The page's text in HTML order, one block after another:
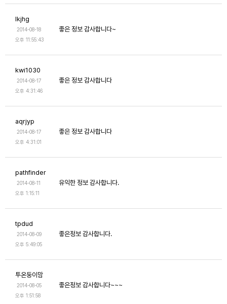
lkjhg
2014-08-18
오후 11:55:43
좋은 정보 감사합니다~
kwi1030
2014-08-17
오후 4:31:46
좋은 정보 감사합니다
aqrjyp
2014-08-17
오후 4:31:01
좋은 정보 감사합니다
pathfinder
2014-08-11
오후 1:15:11
유익한 정보 감사합니다.
tpdud
2014-08-09
오후 5:49:05
좋은정보 감사합니다.
투온둥이맘
2014-08-05
오후 1:51:58
좋은정보 감사합니다~~~